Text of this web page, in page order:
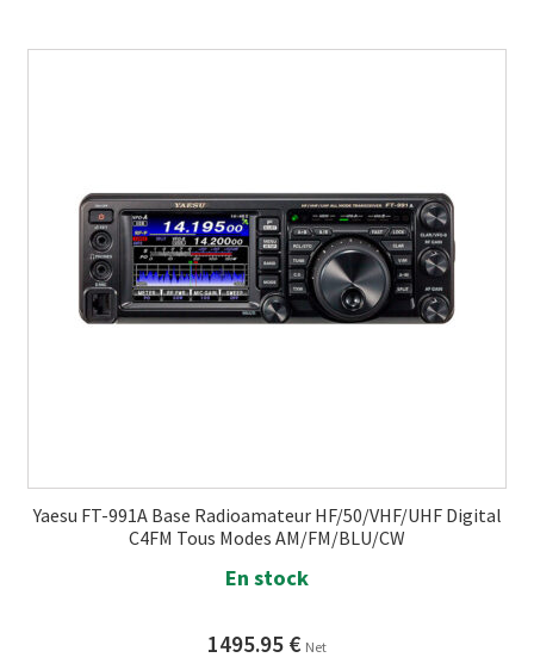
Yaesu FT-991A Base Radioamateur HF/50/VHF/UHF Digital
C4FM Tous Modes AM/FM/BLU/CW
En stock
1495.95 € Net